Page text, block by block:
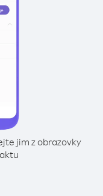
jim z obrazovky